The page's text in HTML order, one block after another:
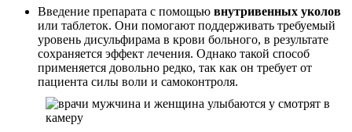
Введение препарата с помощью внутривенных уколов
или таблеток. Они помогают поддерживать требуемый
уровень дисульфирама в крови больного, в результате
сохраняется эффект лечения. Однако такой способ
применяется довольно редко, так как он требует от
пациента силы воли и самоконтроля.